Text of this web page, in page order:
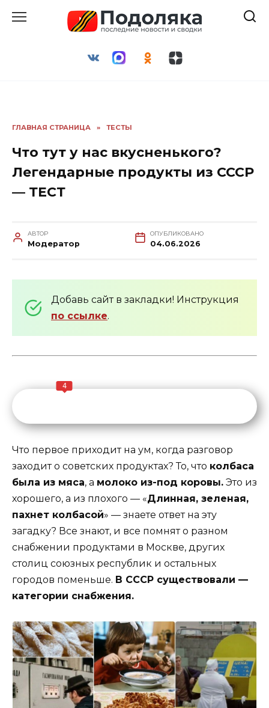
ГЛАВНАЯ СТРАНИЦА » ТЕСТЫ
Что тут у нас вкусненького?
Легендарные продукты из СССР
— ТЕСТ
АВТОР
Модератор
ОПУБЛИКОВАНО
04.06.2026
Добавь сайт в закладки! Инструкция
по ссылке.
4
Что первое приходит на ум, когда разговор
заходит о советских продуктах? То, что колбаса
была из мяса, а молоко из-под коровы. Это из
хорошего, а из плохого — «Длинная, зеленая,
пахнет колбасой» — знаете ответ на эту
загадку? Все знают, и все помнят о разном
снабжении продуктами в Москве, других
столиц союзных республик и остальных
городов поменьше. В СССР существовали —
категории снабжения.